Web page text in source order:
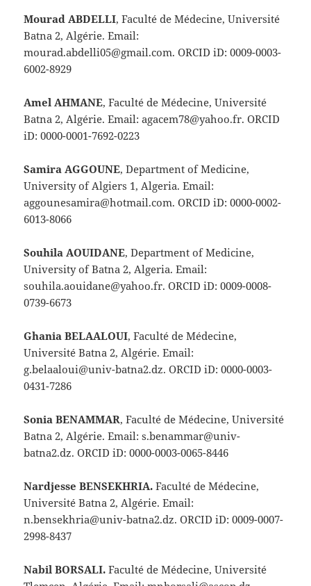
Mourad ABDELLI, Faculté de Médecine, Université
Batna 2, Algérie. Email:
mourad.abdelli05@gmail.com. ORCID iD: 0009-0003-
6002-8929
Amel AHMANE, Faculté de Médecine, Université
Batna 2, Algérie. Email: agacem78@yahoo.fr. ORCID
iD: 0000-0001-7692-0223
Samira AGGOUNE, Department of Medicine,
University of Algiers 1, Algeria. Email:
aggounesamira@hotmail.com. ORCID iD: 0000-0002-
6013-8066
Souhila AOUIDANE, Department of Medicine,
University of Batna 2, Algeria. Email:
souhila.aouidane@yahoo.fr. ORCID iD: 0009-0008-
0739-6673
Ghania BELAALOUI, Faculté de Médecine,
Université Batna 2, Algérie. Email:
g.belaaloui@univ-batna2.dz. ORCID iD: 0000-0003-
0431-7286
Sonia BENAMMAR, Faculté de Médecine, Université
Batna 2, Algérie. Email: s.benammar@univ-
batna2.dz. ORCID iD: 0000-0003-0065-8446
Nardjesse BENSEKHRIA. Faculté de Médecine,
Université Batna 2, Algérie. Email:
n.bensekhria@univ-batna2.dz. ORCID iD: 0009-0007-
2998-8437
Nabil BORSALI. Faculté de Médecine, Université